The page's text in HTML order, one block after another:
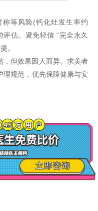
等风险(钙化灶发生率约
估。避免轻信 “完全永久
。
，但效果因人而异。求美者
理规范，优先保障健康与安